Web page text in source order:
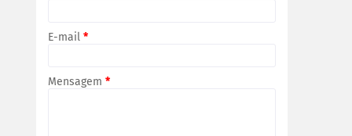
E-mail *
Mensagem *